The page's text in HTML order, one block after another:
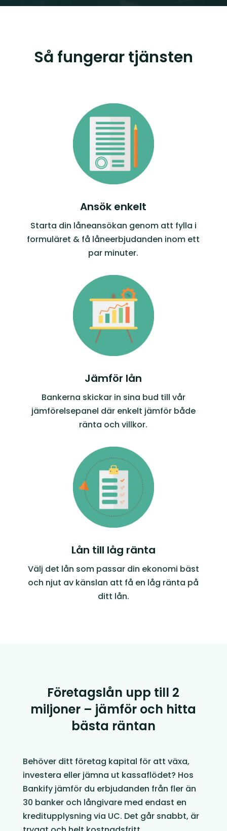
Så fungerar tjänsten
Ansök enkelt
Starta din låneansökan genom att fylla i
formuläret & få låneerbjudanden inom ett
par minuter.
Jämför lån
Bankerna skickar in sina bud till vår
jämförelsepanel där enkelt jämför både
ränta och villkor.
Lån till låg ränta
Välj det lån som passar din ekonomi bäst
och njut av känslan att få en låg ränta på
ditt lån.
Företagslån upp till 2
miljoner – jämför och hitta
bästa räntan
Behöver ditt företag kapital för att växa,
investera eller jämna ut kassaflödet? Hos
Bankify jämför du erbjudanden från fler än
30 banker och långivare med endast en
kreditupplysning via UC. Det går snabbt, är